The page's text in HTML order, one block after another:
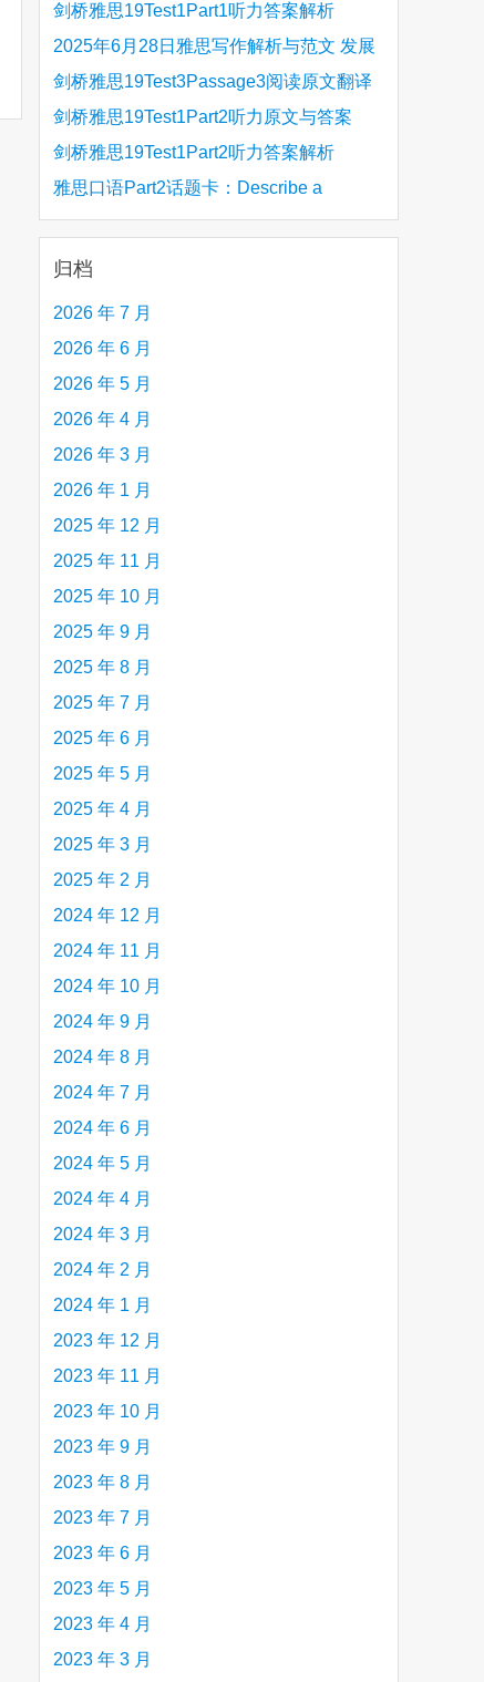
剑桥雅思19Test1Part1听力答案解析
Hinchingbrooke Country Park
2025年6月28日雅思写作解析与范文 发展
旅游业 手把手带你写高分范文
剑桥雅思19Test3Passage3阅读原文翻译
Is the era of artificial speech translation
upon us 人工智能语言翻译
剑桥雅思19Test1Part2听力原文与答案
Stanthorpe Twinning Association
剑桥雅思19Test1Part2听力答案解析
Stanthorpe Twinning Association
雅思口语Part2话题卡：Describe a
creative person (e.g. an artist, a musician,
etc.) you admire 钦佩的有创造力的人
归档
2026 年 7 月
2026 年 6 月
2026 年 5 月
2026 年 4 月
2026 年 3 月
2026 年 1 月
2025 年 12 月
2025 年 11 月
2025 年 10 月
2025 年 9 月
2025 年 8 月
2025 年 7 月
2025 年 6 月
2025 年 5 月
2025 年 4 月
2025 年 3 月
2025 年 2 月
2024 年 12 月
2024 年 11 月
2024 年 10 月
2024 年 9 月
2024 年 8 月
2024 年 7 月
2024 年 6 月
2024 年 5 月
2024 年 4 月
2024 年 3 月
2024 年 2 月
2024 年 1 月
2023 年 12 月
2023 年 11 月
2023 年 10 月
2023 年 9 月
2023 年 8 月
2023 年 7 月
2023 年 6 月
2023 年 5 月
2023 年 4 月
2023 年 3 月